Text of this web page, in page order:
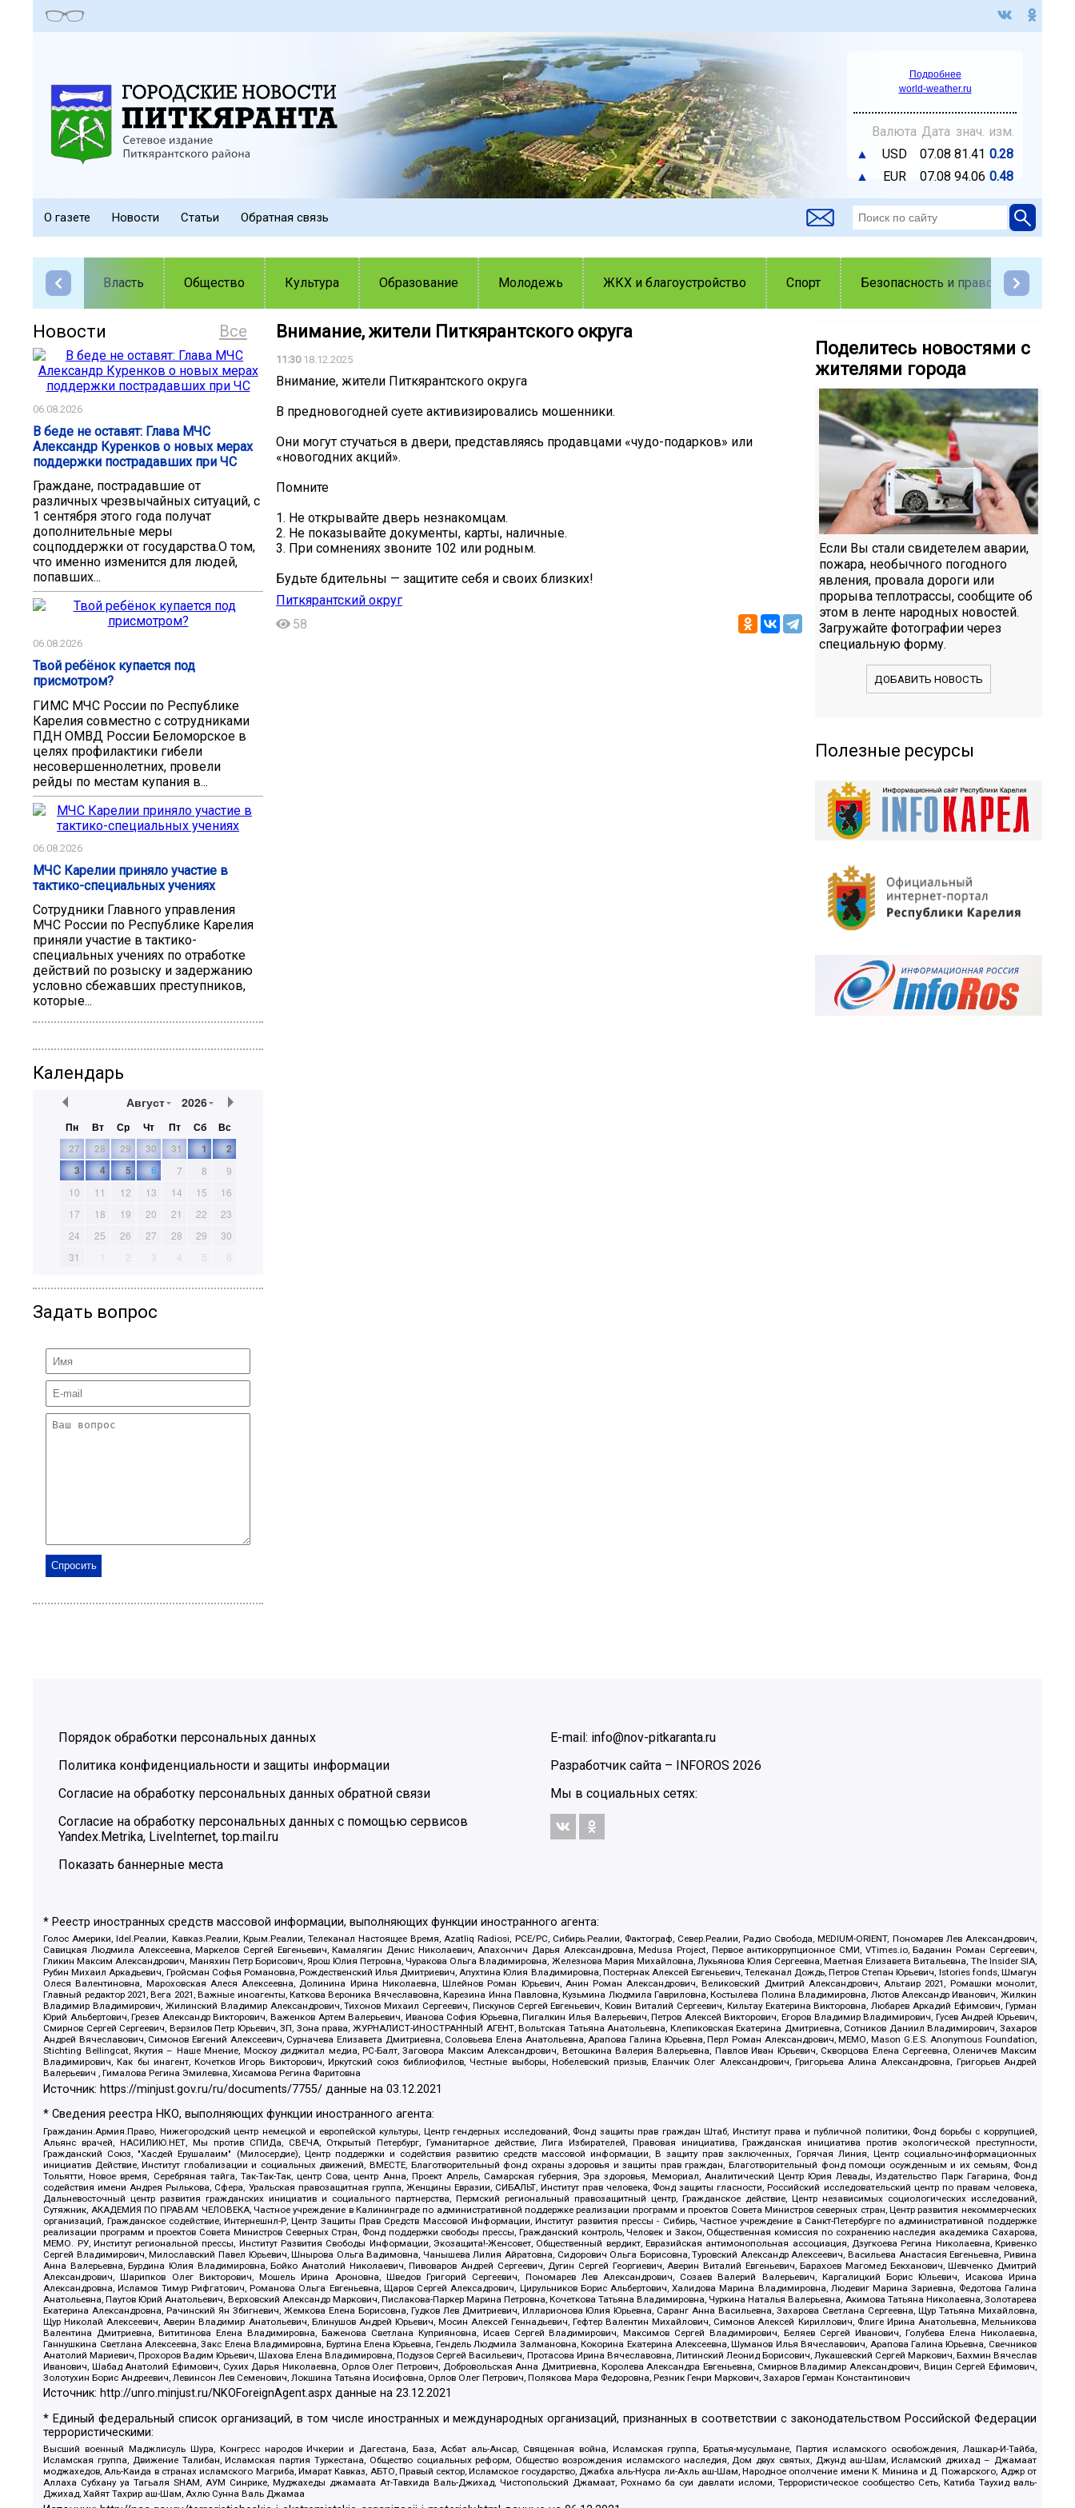
Подробнее
world-weather.ru
Валюта Дата знач. изм.
▲
USD 07.08 81.41 0.28
▲
EUR 07.08 94.06 0.48
О газете Новости Статьи Обратная связь
Власть Общество Культура Образование Молодежь ЖКХ и благоустройство Спорт Безопасность и правопорядок
Все
Новости
06.08.2026
В беде не оставят: Глава МЧС
Александр Куренков о новых мерах
поддержки пострадавших при ЧС
Граждане, пострадавшие от
различных чрезвычайных ситуаций, с
1 сентября этого года получат
дополнительные меры
соцподдержки от государства.О том,
что именно изменится для людей,
попавших...
06.08.2026
Твой ребёнок купается под
присмотром?
ГИМС МЧС России по Республике
Карелия совместно с сотрудниками
ПДН ОМВД России Беломорское в
целях профилактики гибели
несовершеннолетних, провели
рейды по местам купания в...
06.08.2026
МЧС Карелии приняло участие в
тактико-специальных учениях
Сотрудники Главного управления
МЧС России по Республике Карелия
приняли участие в тактико-
специальных учениях по отработке
действий по розыску и задержанию
условно сбежавших преступников,
которые...
Календарь
Август 2026
Пн Вт Ср Чт Пт Сб
Вс
27
28 29 30 31 1
2
3
4 5 6 7 8
9
10
11 12 13 14 15
16
17
18 19 20 21 22
23
24
25 26 27 28 29
30
31
1 2 3 4 5 6
Задать вопрос
Внимание, жители Питкярантского округа️
11:3018.12.2025
Внимание, жители Питкярантского округа️
В предновогодней суете активизировались мошенники.
Они могут стучаться в двери, представляясь продавцами «чудо-подарков» или
«новогодних акций».
Помните
1. Не открывайте дверь незнакомцам.
2. Не показывайте документы, карты, наличные.
3. При сомнениях звоните 102 или родным.
Будьте бдительны — защитите себя и своих близких!
Питкярантский округ
58
Поделитесь новостями с
жителями города
Если Вы стали свидетелем аварии,
пожара, необычного погодного
явления, провала дороги или
прорыва теплотрассы, сообщите об
этом в ленте народных новостей.
Загружайте фотографии через
специальную форму.
ДОБАВИТЬ НОВОСТЬ
Полезные ресурсы
Порядок обработки персональных данных
Политика конфиденциальности и защиты информации
Согласие на обработку персональных данных обратной связи
Согласие на обработку персональных данных с помощью сервисов
Yandex.Metrika, LiveInternet, top.mail.ru
Показать баннерные места
E-mail: info@nov-pitkaranta.ru
Разработчик сайта – INFOROS 2026
Мы в социальных сетях:
* Реестр иностранных средств массовой информации, выполняющих функции иностранного агента:
Голос Америки, Idel.Реалии, Кавказ.Реалии, Крым.Реалии, Телеканал Настоящее Время, Azatliq Radiosi, PCE/PC, Сибирь.Реалии, Фактограф, Север.Реалии, Радио Свобода, MEDIUM-ORIENT, Пономарев Лев Александрович,
Савицкая Людмила Алексеевна, Маркелов Сергей Евгеньевич, Камалягин Денис Николаевич, Апахончич Дарья Александровна, Medusa Project, Первое антикоррупционное СМИ, VTimes.io, Баданин Роман Сергеевич,
Гликин Максим Александрович, Маняхин Петр Борисович, Ярош Юлия Петровна, Чуракова Ольга Владимировна, Железнова Мария Михайловна, Лукьянова Юлия Сергеевна, Маетная Елизавета Витальевна, The Insider SIA,
Рубин Михаил Аркадьевич, Гройсман Софья Романовна, Рождественский Илья Дмитриевич, Апухтина Юлия Владимировна, Постернак Алексей Евгеньевич, Телеканал Дождь, Петров Степан Юрьевич, Istories fonds, Шмагун
Олеся Валентиновна, Мароховская Алеся Алексеевна, Долинина Ирина Николаевна, Шлейнов Роман Юрьевич, Анин Роман Александрович, Великовский Дмитрий Александрович, Альтаир 2021, Ромашки монолит,
Главный редактор 2021, Вега 2021, Важные иноагенты, Каткова Вероника Вячеславовна, Карезина Инна Павловна, Кузьмина Людмила Гавриловна, Костылева Полина Владимировна, Лютов Александр Иванович, Жилкин
Владимир Владимирович, Жилинский Владимир Александрович, Тихонов Михаил Сергеевич, Пискунов Сергей Евгеньевич, Ковин Виталий Сергеевич, Кильтау Екатерина Викторовна, Любарев Аркадий Ефимович, Гурман
Юрий Альбертович, Грезев Александр Викторович, Важенков Артем Валерьевич, Иванова София Юрьевна, Пигалкин Илья Валерьевич, Петров Алексей Викторович, Егоров Владимир Владимирович, Гусев Андрей Юрьевич,
Смирнов Сергей Сергеевич, Верзилов Петр Юрьевич, ЗП, Зона права, ЖУРНАЛИСТ-ИНОСТРАННЫЙ АГЕНТ, Вольтская Татьяна Анатольевна, Клепиковская Екатерина Дмитриевна, Сотников Даниил Владимирович, Захаров
Андрей Вячеславович, Симонов Евгений Алексеевич, Сурначева Елизавета Дмитриевна, Соловьева Елена Анатольевна, Арапова Галина Юрьевна, Перл Роман Александрович, МЕМО, Mason G.E.S. Anonymous Foundation,
Stichting Bellingcat, Якутия – Наше Мнение, Москоу диджитал медиа, РС-Балт, Заговора Максим Александрович, Ветошкина Валерия Валерьевна, Павлов Иван Юрьевич, Скворцова Елена Сергеевна, Оленичев Максим
Владимирович, Как бы инагент, Кочетков Игорь Викторович, Иркутский союз библиофилов, Честные выборы, Нобелевский призыв, Еланчик Олег Александрович, Григорьева Алина Александровна, Григорьев Андрей
Валерьевич , Гималова Регина Эмилевна, Хисамова Регина Фаритовна
Источник: https://minjust.gov.ru/ru/documents/7755/ данные на03.12.2021
* Сведения реестра НКО, выполняющих функции иностранного агента:
Гражданин.Армия.Право, Нижегородский центр немецкой и европейской культуры, Центр гендерных исследований, Фонд защиты прав граждан Штаб, Институт права и публичной политики, Фонд борьбы с коррупцией,
Альянс врачей, НАСИЛИЮ.НЕТ, Мы против СПИДа, СВЕЧА, Открытый Петербург, Гуманитарное действие, Лига Избирателей, Правовая инициатива, Гражданская инициатива против экологической преступности,
Гражданский Союз, "Хасдей Ерушалаим" (Милосердие), Центр поддержки и содействия развитию средств массовой информации, В защиту прав заключенных, Горячая Линия, Центр социально-информационных
инициатив Действие, Институт глобализации и социальных движений, ВМЕСТЕ, Благотворительный фонд охраны здоровья и защиты прав граждан, Благотворительный фонд помощи осужденным и их семьям, Фонд
Тольятти, Новое время, Серебряная тайга, Так-Так-Так, центр Сова, центр Анна, Проект Апрель, Самарская губерния, Эра здоровья, Мемориал, Аналитический Центр Юрия Левады, Издательство Парк Гагарина, Фонд
содействия имени Андрея Рылькова, Сфера, Уральская правозащитная группа, Женщины Евразии, СИБАЛЬТ, Институт прав человека, Фонд защиты гласности, Российский исследовательский центр по правам человека,
Дальневосточный центр развития гражданских инициатив и социального партнерства, Пермский региональный правозащитный центр, Гражданское действие, Центр независимых социологических исследований,
Сутяжник, АКАДЕМИЯ ПО ПРАВАМ ЧЕЛОВЕКА, Частное учреждение в Калининграде по административной поддержке реализации программ и проектов Совета Министров северных стран, Центр развития некоммерческих
организаций, Гражданское содействие, Интернешнл-Р, Центр Защиты Прав Средств Массовой Информации, Институт развития прессы - Сибирь, Частное учреждение в Санкт-Петербурге по административной поддержке
реализации программ и проектов Совета Министров Северных Стран, Фонд поддержки свободы прессы, Гражданский контроль, Человек и Закон, Общественная комиссия по сохранению наследия академика Сахарова,
МЕМО. РУ, Институт региональной прессы, Институт Развития Свободы Информации, Экозащита!-Женсовет, Общественный вердикт, Евразийская антимонопольная ассоциация, Дзугкоева Регина Николаевна, Кривенко
Сергей Владимирович, Милославский Павел Юрьевич, Шнырова Ольга Вадимовна, Чанышева Лилия Айратовна, Сидорович Ольга Борисовна, Туровский Александр Алексеевич, Васильева Анастасия Евгеньевна, Ривина
Анна Валерьевна, Бурдина Юлия Владимировна, Бойко Анатолий Николаевич, Пивоваров Андрей Сергеевич, Дугин Сергей Георгиевич, Аверин Виталий Евгеньевич, Барахоев Магомед Бекханович, Шевченко Дмитрий
Александрович, Шарипков Олег Викторович, Мошель Ирина Ароновна, Шведов Григорий Сергеевич, Пономарев Лев Александрович, Созаев Валерий Валерьевич, Каргалицкий Борис Юльевич, Исакова Ирина
Александровна, Исламов Тимур Рифгатович, Романова Ольга Евгеньевна, Щаров Сергей Алексадрович, Цирульников Борис Альбертович, Халидова Марина Владимировна, Людевиг Марина Зариевна, Федотова Галина
Анатольевна, Паутов Юрий Анатольевич, Верховский Александр Маркович, Пислакова-Паркер Марина Петровна, Кочеткова Татьяна Владимировна, Чуркина Наталья Валерьевна, Акимова Татьяна Николаевна, Золотарева
Екатерина Александровна, Рачинский Ян Збигневич, Жемкова Елена Борисовна, Гудков Лев Дмитриевич, Илларионова Юлия Юрьевна, Саранг Анна Васильевна, Захарова Светлана Сергеевна, Щур Татьяна Михайловна,
Щур Николай Алексеевич, Аверин Владимир Анатольевич, Блинушов Андрей Юрьевич, Мосин Алексей Геннадьевич, Гефтер Валентин Михайлович, Симонов Алексей Кириллович, Флиге Ирина Анатольевна, Мельникова
Валентина Дмитриевна, Вититинова Елена Владимировна, Баженова Светлана Куприяновна, Исаев Сергей Владимирович, Максимов Сергей Владимирович, Беляев Сергей Иванович, Голубева Елена Николаевна,
Ганнушкина Светлана Алексеевна, Закс Елена Владимировна, Буртина Елена Юрьевна, Гендель Людмила Залмановна, Кокорина Екатерина Алексеевна, Шуманов Илья Вячеславович, Арапова Галина Юрьевна, Свечников
Анатолий Мариевич, Прохоров Вадим Юрьевич, Шахова Елена Владимировна, Подузов Сергей Васильевич, Протасова Ирина Вячеславовна, Литинский Леонид Борисович, Лукашевский Сергей Маркович, Бахмин Вячеслав
Иванович, Шабад Анатолий Ефимович, Сухих Дарья Николаевна, Орлов Олег Петрович, Добровольская Анна Дмитриевна, Королева Александра Евгеньевна, Смирнов Владимир Александрович, Вицин Сергей Ефимович,
Золотухин Борис Андреевич, Левинсон Лев Семенович, Локшина Татьяна Иосифовна, Орлов Олег Петрович, Полякова Мара Федоровна, Резник Генри Маркович, Захаров Герман Константинович
Источник: http://unro.minjust.ru/NKOForeignAgent.aspx данные на23.12.2021
* Единый федеральный список организаций, в том числе иностранных и международных организаций, признанных в соответствии с законодательством Российской Федерации
террористическими:
Высший военный Маджлисуль Шура, Конгресс народов Ичкерии и Дагестана, База, Асбат аль-Ансар, Священная война, Исламская группа, Братья-мусульмане, Партия исламского освобождения, Лашкар-И-Тайба,
Исламская группа, Движение Талибан, Исламская партия Туркестана, Общество социальных реформ, Общество возрождения исламского наследия, Дом двух святых, Джунд аш-Шам, Исламский джихад – Джамаат
моджахедов, Аль-Каида в странах исламского Магриба, Имарат Кавказ, АБТО, Правый сектор, Исламское государство, Джабха аль-Нусра ли-Ахль аш-Шам, Народное ополчение имени К. Минина и Д. Пожарского, Аджр от
Аллаха Субхану уа Тагьаля SHAM, АУМ Синрике, Муджахеды джамаата Ат-Тавхида Валь-Джихад, Чистопольский Джамаат, Рохнамо ба суи давлати исломи, Террористическое сообщество Сеть, Катиба Таухид валь-
Джихад, Хайят Тахрир аш-Шам, Ахлю Сунна Валь Джамаа